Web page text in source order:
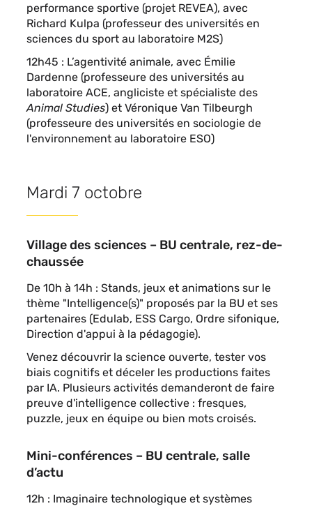
performance sportive (projet REVEA), avec
Richard Kulpa (professeur des universités en
sciences du sport au laboratoire M2S)
12h45 : L’agentivité animale, avec Émilie
Dardenne (professeure des universités au
laboratoire ACE, angliciste et spécialiste des
Animal Studies) et Véronique Van Tilbeurgh
(professeure des universités en sociologie de
l'environnement au laboratoire ESO)
Mardi 7 octobre
Village des sciences – BU centrale, rez-de-
chaussée
De 10h à 14h : Stands, jeux et animations sur le
thème "Intelligence(s)" proposés par la BU et ses
partenaires (Edulab, ESS Cargo, Ordre sifonique,
Direction d'appui à la pédagogie).
Venez découvrir la science ouverte, tester vos
biais cognitifs et déceler les productions faites
par IA. Plusieurs activités demanderont de faire
preuve d'intelligence collective : fresques,
puzzle, jeux en équipe ou bien mots croisés.
Mini-conférences – BU centrale, salle
d’actu
12h : Imaginaire technologique et systèmes